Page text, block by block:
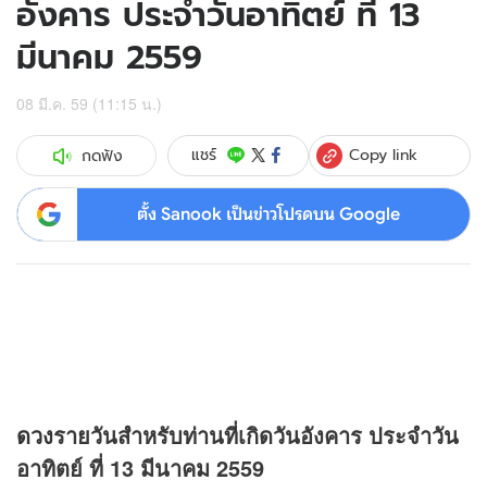
อังคาร ประจำวันอาทิตย์ ที่ 13
มีนาคม 2559
08 มี.ค. 59 (11:15 น.)
กดฟัง แชร์ Copy link
ตั้ง Sanook เป็นข่าวโปรดบน Google
ดวงรายวันสำหรับท่านที่เกิดวันอังคาร ประจำวัน
อาทิตย์ ที่ 13 มีนาคม 2559